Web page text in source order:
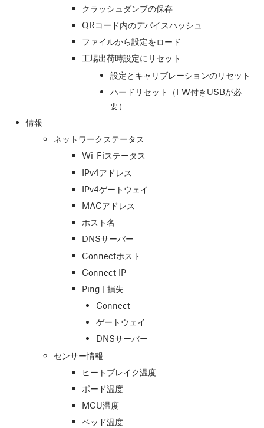
クラッシュダンプの保存
QRコード内のデバイスハッシュ
ファイルから設定をロード
工場出荷時設定にリセット
設定とキャリブレーションのリセット
ハードリセット（FW付きUSBが必
要）
情報
ネットワークステータス
Wi-Fiステータス
IPv4アドレス
IPv4ゲートウェイ
MACアドレス
ホスト名
DNSサーバー
Connectホスト
Connect IP
Ping | 損失
Connect
ゲートウェイ
DNSサーバー
センサー情報
ヒートブレイク温度
ボード温度
MCU温度
ベッド温度